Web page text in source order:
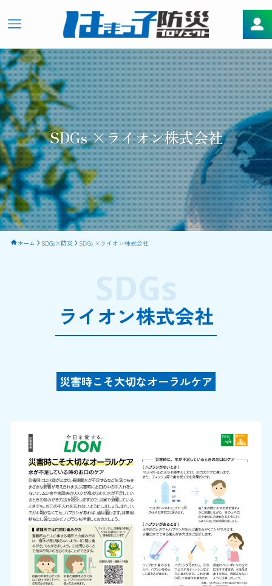
SDGs ×ライオン株式会社
ホーム SDGs×防災 SDGs ×ライオン株式会社
ライオン株式会社
SDGs
災害時こそ大切なオーラルケア